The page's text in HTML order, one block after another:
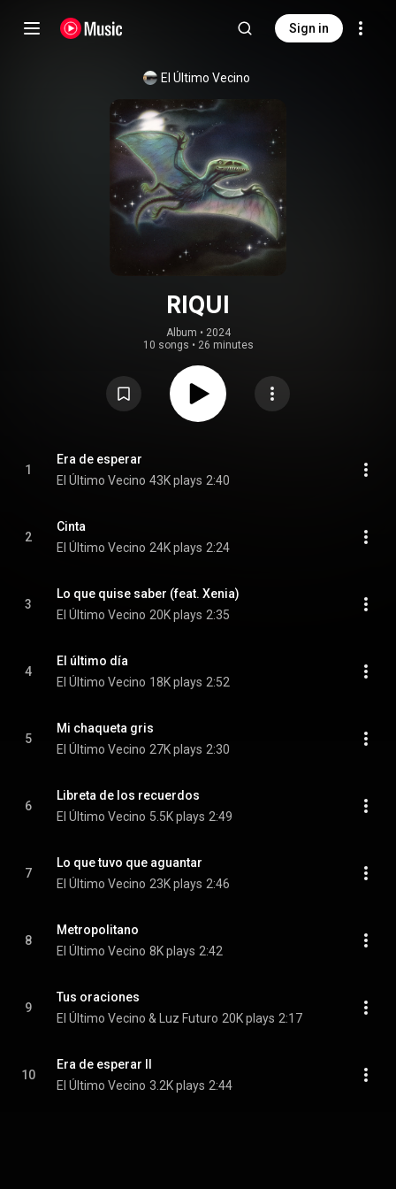
Sign in
El Último Vecino
RIQUI
Album • 2024
10 songs • 26 minutes
1
Era de esperar
El Último Vecino 43K plays 2:40
2
Cinta
El Último Vecino 24K plays 2:24
3
Lo que quise saber (feat. Xenia)
El Último Vecino 20K plays 2:35
4
El último día
El Último Vecino 18K plays 2:52
5
Mi chaqueta gris
El Último Vecino 27K plays 2:30
6
Libreta de los recuerdos
El Último Vecino 5.5K plays 2:49
7
Lo que tuvo que aguantar
El Último Vecino 23K plays 2:46
8
Metropolitano
El Último Vecino 8K plays 2:42
9
Tus oraciones
El Último Vecino & Luz Futuro 20K plays 2:17
10
Era de esperar II
El Último Vecino 3.2K plays 2:44